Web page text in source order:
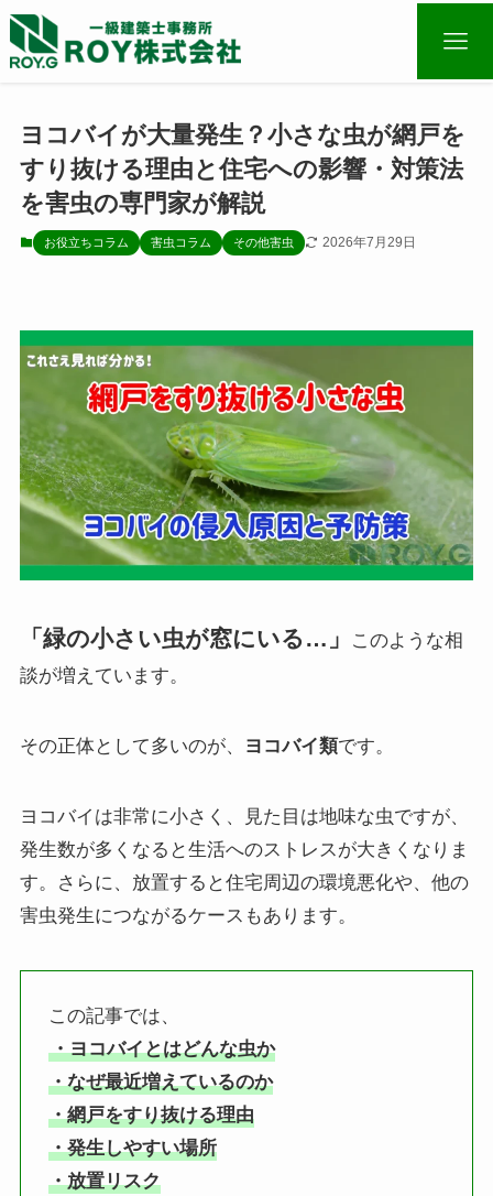
ヨコバイが大量発生？小さな虫が網戸を
すり抜ける理由と住宅への影響・対策法
を害虫の専門家が解説
お役立ちコラム 害虫コラム その他害虫 2026年7月29日
「緑の小さい虫が窓にいる…」
このような相
談が増えています。
その正体として多いのが、 ヨコバイ類です。
ヨコバイは非常に小さく、見た目は地味な虫ですが、
発生数が多くなると生活へのストレスが大きくなりま
す。さらに、放置すると住宅周辺の環境悪化や、他の
害虫発生につながるケースもあります。
この記事では、
・ヨコバイとはどんな虫か
・なぜ最近増えているのか
・網戸をすり抜ける理由
・発生しやすい場所
・放置リスク